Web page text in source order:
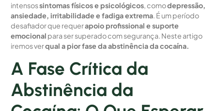
intensossintomas físicos e psicológicos, comodepressão,
ansiedade, irritabilidade e fadiga extrema. É um período
desafiador que requerapoio profissional e suporte
emocional para ser superado com segurança. Neste artigo
iremos verqual a pior fase da abstinência da cocaína.
A Fase Crítica da
Abstinência da